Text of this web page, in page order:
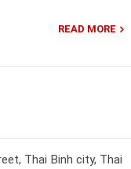
READ MORE
Thai Binh city, Thai